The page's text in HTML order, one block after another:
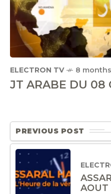
ELECTRON TV 8
JT ARABE DU 08
PREVIOUS POST
AOUT